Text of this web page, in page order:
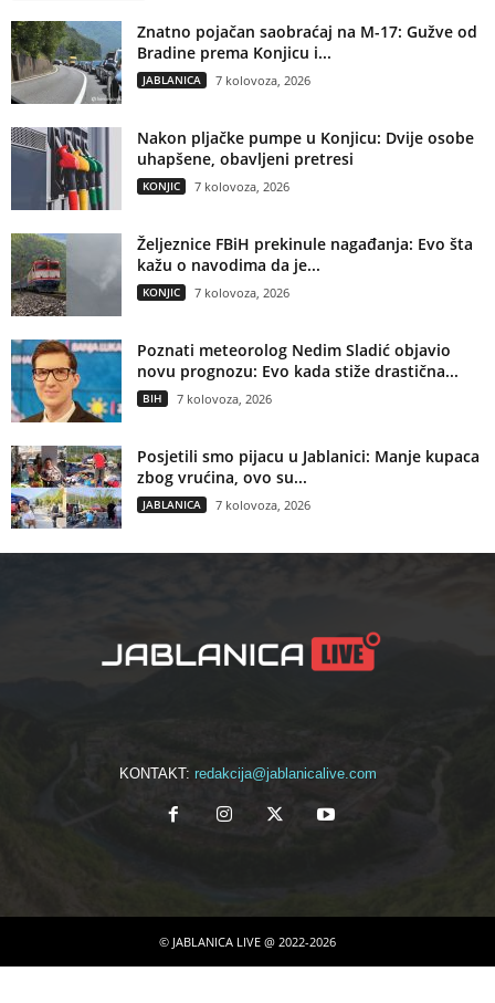
Znatno pojačan saobraćaj na M-17: Gužve od
Bradine prema Konjicu i...
JABLANICA 7 kolovoza, 2026
Nakon pljačke pumpe u Konjicu: Dvije osobe
uhapšene, obavljeni pretresi
KONJIC 7 kolovoza, 2026
Željeznice FBiH prekinule nagađanja: Evo šta
kažu o navodima da je...
KONJIC 7 kolovoza, 2026
Poznati meteorolog Nedim Sladić objavio
novu prognozu: Evo kada stiže drastična...
BIH 7 kolovoza, 2026
Posjetili smo pijacu u Jablanici: Manje kupaca
zbog vrućina, ovo su...
JABLANICA 7 kolovoza, 2026
KONTAKT: redakcija@jablanicalive.com
© JABLANICA LIVE @ 2022-2026